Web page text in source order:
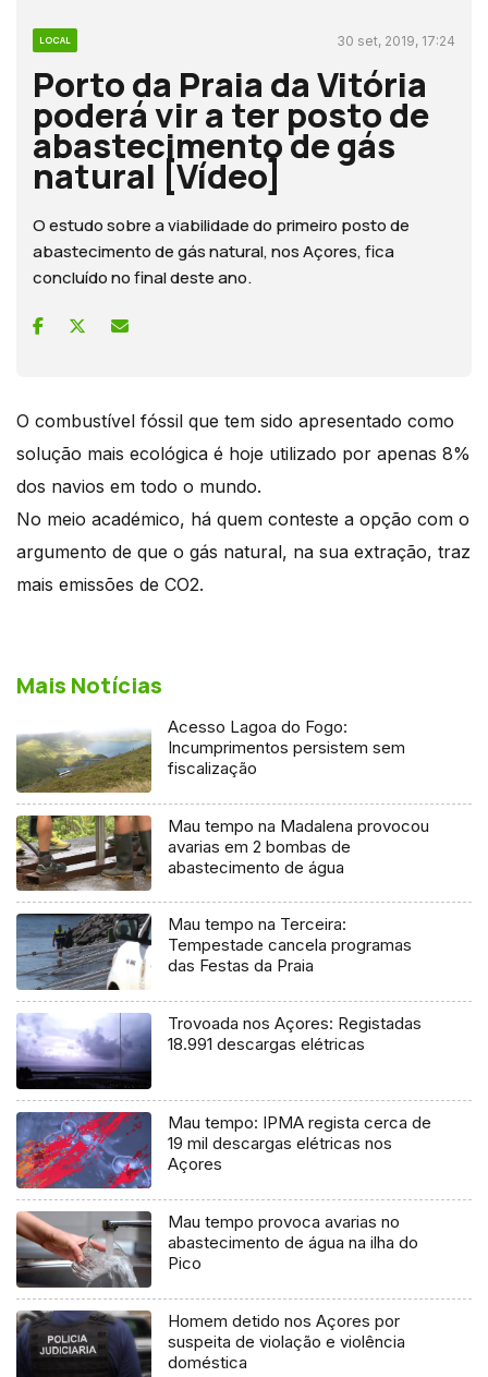
LOCAL 30 set, 2019, 17:24
Porto da Praia da Vitória
poderá vir a ter posto de
abastecimento de gás
natural [Vídeo]
O estudo sobre a viabilidade do primeiro posto de
abastecimento de gás natural, nos Açores, fica
concluído no final deste ano.
O combustível fóssil que tem sido apresentado como
solução mais ecológica é hoje utilizado por apenas 8%
dos navios em todo o mundo.
No meio académico, há quem conteste a opção com o
argumento de que o gás natural, na sua extração, traz
mais emissões de CO2.
Mais Notícias
Acesso Lagoa do Fogo:
Incumprimentos persistem sem
fiscalização
Mau tempo na Madalena provocou
avarias em 2 bombas de
abastecimento de água
Mau tempo na Terceira:
Tempestade cancela programas
das Festas da Praia
Trovoada nos Açores: Registadas
18.991 descargas elétricas
Mau tempo: IPMA regista cerca de
19 mil descargas elétricas nos
Açores
Mau tempo provoca avarias no
abastecimento de água na ilha do
Pico
Homem detido nos Açores por
suspeita de violação e violência
doméstica